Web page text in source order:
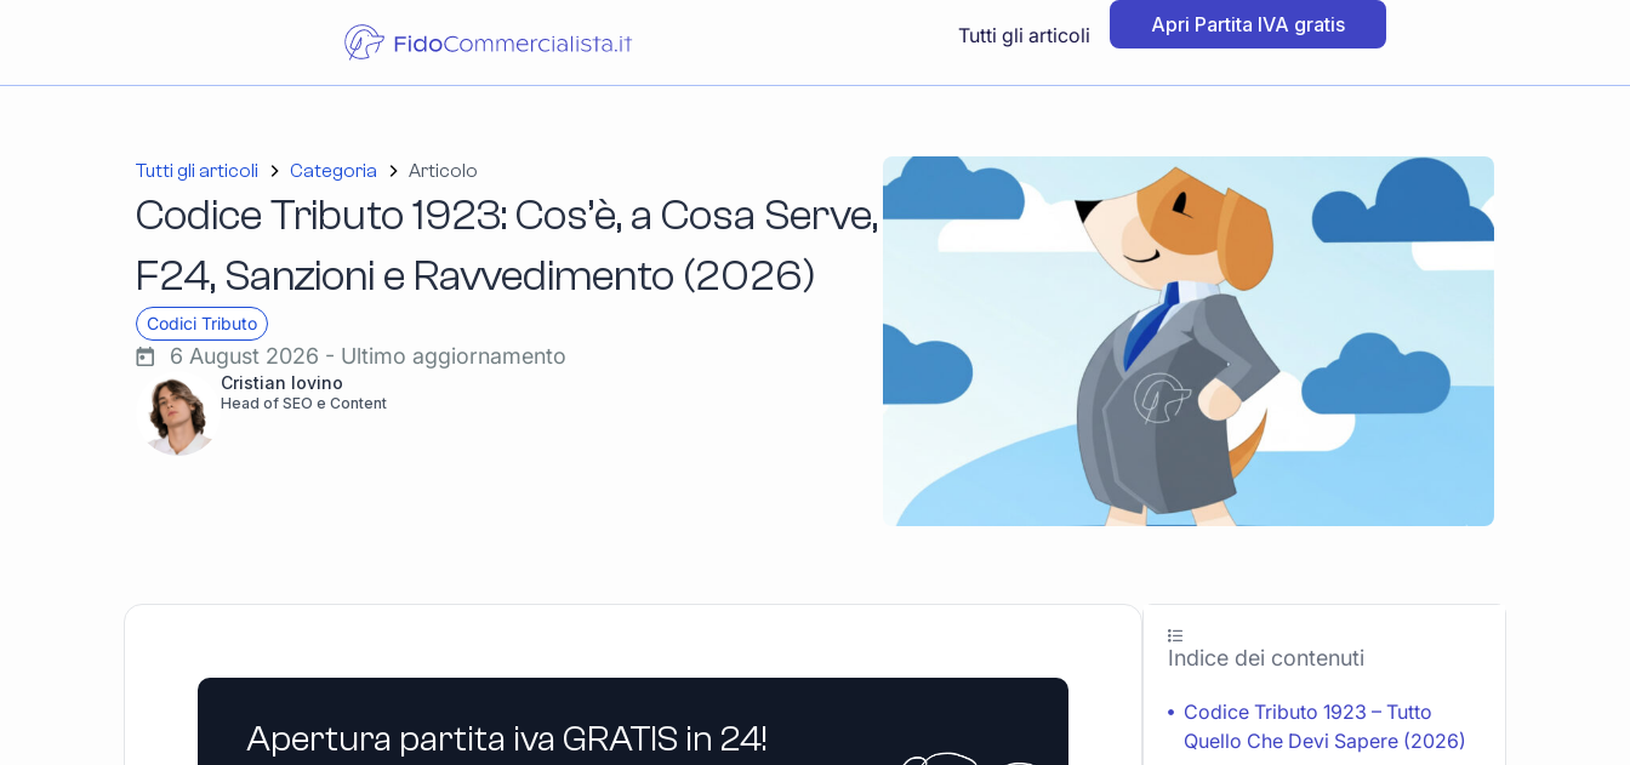
Tutti gli articoli Apri Partita IVA gratis
Tutti gli articoli Categoria Articolo
Codice Tributo 1923: Cos’è, a Cosa Serve,
F24, Sanzioni e Ravvedimento (2026)
Codici Tributo
6 August 2026 - Ultimo aggiornamento
Cristian Iovino
Head of SEO e Content
Apertura partita iva GRATIS in 24!
Indice dei contenuti
Codice Tributo 1923 – Tutto
Quello Che Devi Sapere (2026)